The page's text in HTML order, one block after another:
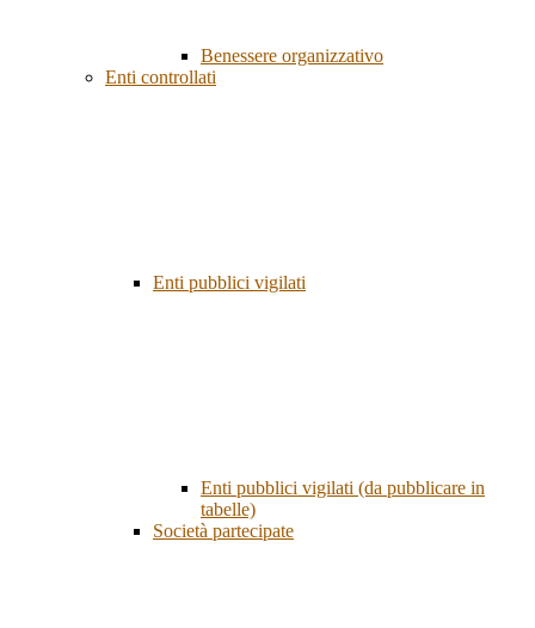
Benessere organizzativo
Enti controllati
Enti pubblici vigilati
Enti pubblici vigilati (da pubblicare in
tabelle)
Società partecipate